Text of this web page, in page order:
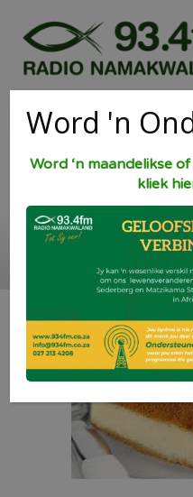
Word 'n
Word ‘n maandelikse
kliek